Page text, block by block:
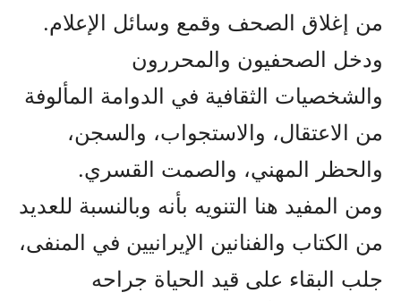
من إغلاق الصحف وقمع وسائل الإعلام.
ودخل الصحفيون والمحررون
والشخصيات الثقافية في الدوامة المألوفة
من الاعتقال، والاستجواب، والسجن،
والحظر المهني، والصمت القسري.
ومن المفيد هنا التنويه بأنه وبالنسبة للعديد
من الكتاب والفنانين الإيرانيين في المنفى،
جلب البقاء على قيد الحياة جراحه